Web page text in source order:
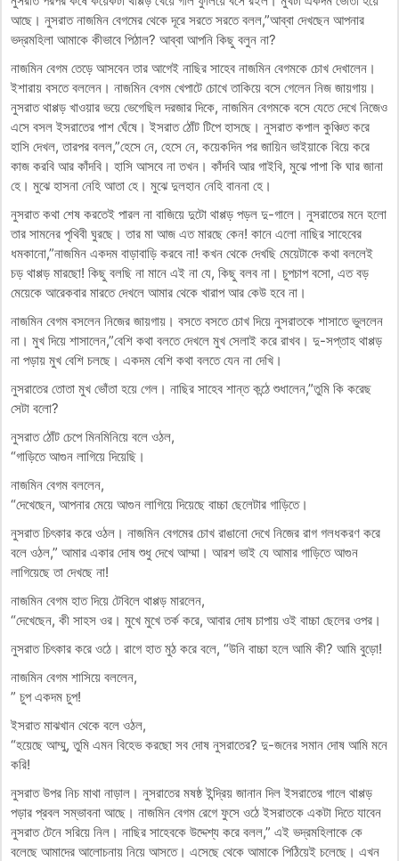
আছে। নুসরাত নাজমিন বেগমের থেকে দূরে সরতে সরতে বলল,”আব্বা দেখছেন আপনার
ভদ্রমহিলা আমাকে কীভাবে পিঠাল? আব্বা আপনি কিছু বলুন না?
নাজমিন বেগম তেড়ে আসবেন তার আগেই নাছির সাহেব নাজমিন বেগমকে চোখ দেখালেন।
ইশারায় বসতে বললেন। নাজমিন বেগম খেপাটে চোখে তাকিয়ে বসে গেলেন নিজ জায়গায়।
নুসরাত থাপ্পড় খাওয়ার ভয়ে ভেগেছিল দরজার দিকে, নাজমিন বেগমকে বসে যেতে দেখে নিজেও
এসে বসল ইসরাতের পাশ ঘেঁষে। ইসরাত ঠোঁট টিপে হাসছে। নুসরাত কপাল কুঞ্চিত করে
হাসি দেখল, তারপর বলল,”হেসে নে, হেসে নে, কয়েকদিন পর জায়িন ভাইয়াকে বিয়ে করে
কাজ করবি আর কাঁদবি। হাসি আসবে না তখন। কাঁদবি আর গাইবি, মুঝে পাপা কি ঘার জানা
হে। মুঝে হাসনা নেহি আতা হে। মুঝে দুলহান নেহি বাননা হে।
নুসরাত কথা শেষ করতেই পারল না বাজিয়ে দুটো থাপ্পড় পড়ল দু-গালে। নুসরাতের মনে হলো
তার সামনের পৃথিবী ঘুরছে। তার মা আজ এত মারছে কেন! কানে এলো নাছির সাহেবের
ধমকানো,”নাজমিন একদম বাড়াবাড়ি করবে না! কখন থেকে দেখছি মেয়েটাকে কথা বললেই
চড় থাপ্পড় মারছো! কিছু বলছি না মানে এই না যে, কিছু বলব না। চুপচাপ বসো, এত বড়
মেয়েকে আরেকবার মারতে দেখলে আমার থেকে খারাপ আর কেউ হবে না।
নাজমিন বেগম বসলেন নিজের জায়গায়। বসতে বসতে চোখ দিয়ে নুসরাতকে শাসাতে ভুললেন
না। মুখ দিয়ে শাসালেন,”বেশি কথা বলতে দেখলে মুখ সেলাই করে রাখব। দু-সপ্তাহ থাপ্পড়
না পড়ায় মুখ বেশি চলছে। একদম বেশি কথা বলতে যেন না দেখি।
নুসরাতের তোতা মুখ ভোঁতা হয়ে গেল। নাছির সাহেব শান্ত কন্ঠে শুধালেন,”তুমি কি করেছ
সেটা বলো?
নুসরাত ঠোঁট চেপে মিনমিনিয়ে বলে ওঠল,
“গাড়িতে আগুন লাগিয়ে দিয়েছি।
নাজমিন বেগম বললেন,
“দেখেছেন, আপনার মেয়ে আগুন লাগিয়ে দিয়েছে বাচ্চা ছেলেটার গাড়িতে।
নুসরাত চিৎকার করে ওঠল। নাজমিন বেগমের চোখ রাঙানো দেখে নিজের রাগ গলধকরণ করে
বলে ওঠল,” আমার একার দোষ শুধু দেখে আম্মা। আরশ ভাই যে আমার গাড়িতে আগুন
লাগিয়েছে তা দেখছে না!
নাজমিন বেগম হাত দিয়ে টেবিলে থাপ্পড় মারলেন,
“দেখেছেন, কী সাহস ওর। মুখে মুখে তর্ক করে, আবার দোষ চাপায় ওই বাচ্চা ছেলের ওপর।
নুসরাত চিৎকার করে ওঠে। রাগে হাত মুঠ করে বলে, “উনি বাচ্চা হলে আমি কী? আমি বুড়ো!
নাজমিন বেগম শাসিয়ে বললেন,
” চুপ একদম চুপ!
ইসরাত মাঝখান থেকে বলে ওঠল,
“হয়েছে আম্মু, তুমি এমন বিহেভ করছো সব দোষ নুসরাতের? দু-জনের সমান দোষ আমি মনে
করি!
নুসরাত উপর নিচ মাথা নাড়াল। নুসরাতের মষষ্ঠ ইন্দ্রিয় জানান দিল ইসরাতের গালে থাপ্পড়
পড়ার প্রবল সম্ভাবনা আছে। নাজমিন বেগম রেগে ফুসে ওঠে ইসরাতকে একটা দিতে যাবেন
নুসরাত টেনে সরিয়ে নিল। নাছির সাহেবকে উদ্দেশ্য করে বলল,” এই ভদ্রমহিলাকে কে
বলেছে আমাদের আলোচনায় নিয়ে আসতে। এসেছে থেকে আমাকে পিঠিয়েই চলেছে। এখন